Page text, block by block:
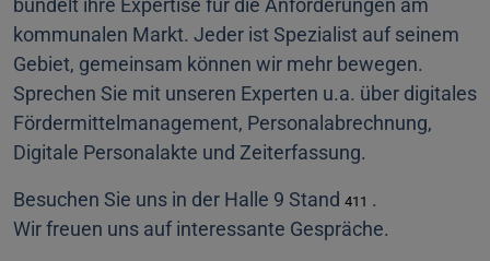
bündelt ihre Expertise für die Anforderungen am
kommunalen Markt. Jeder ist Spezialist auf seinem
Gebiet, gemeinsam können wir mehr bewegen.
Sprechen Sie mit unseren Experten u.a. über digitales
Fördermittelmanagement, Personalabrechnung,
Digitale Personalakte und Zeiterfassung.
Besuchen Sie uns in der Halle 9 Stand 411 .
Wir freuen uns auf interessante Gespräche.